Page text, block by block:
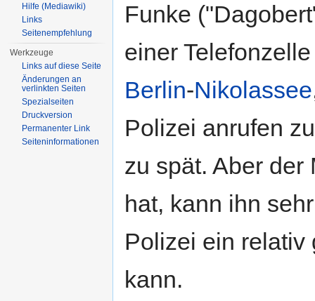
Funke
einer
Berlin-Nikolassee
Polizei anrufen
zu spät. Aber der
hat, kann ihn
Polizei ein relativ
kann.
Hilfe (Mediawiki)
Links
Seitenempfehlung
Werkzeuge
Links auf diese Seite
Änderungen an
verlinkten Seiten
Spezialseiten
Druckversion
Permanenter Link
Seiteninformationen